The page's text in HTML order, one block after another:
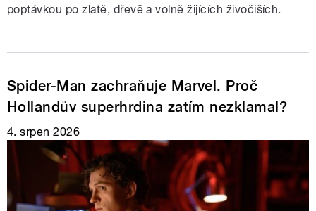
poptávkou po zlatě, dřevě a volně žijících živočiších.
Spider-Man zachraňuje Marvel. Proč
Hollandův superhrdina zatím nezklamal?
4. srpen 2026